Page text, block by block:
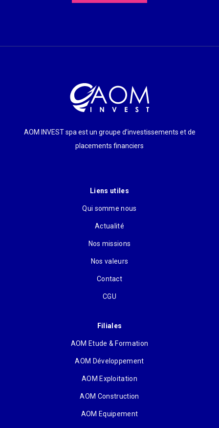
AOM INVEST spa est un groupe d’investissements et de
placements financiers
Liens utiles
Qui somme nous
Actualité
Nos missions
Nos valeurs
Contact
CGU
Filiales
AOM Etude & Formation
AOM Développement
AOM Exploitation
AOM Construction
AOM Equipement